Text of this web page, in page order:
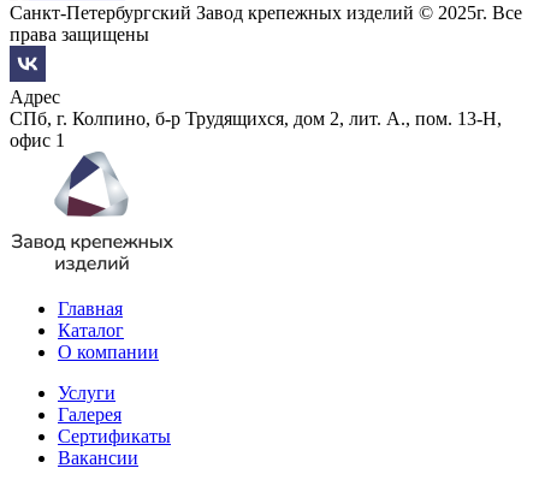
Санкт-Петербургский Завод крепежных изделий © 2025г. Все
права защищены
Адрес
СПб, г. Колпино, б-р Трудящихся, дом 2, лит. А., пом. 13-Н,
офис 1
Главная
Каталог
О компании
Услуги
Галерея
Сертификаты
Вакансии